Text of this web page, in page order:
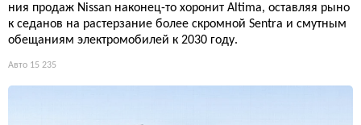
ния продаж Nissan наконец-то хоронит Altima, оставляя рыно
к седанов на растерзание более скромной Sentra и смутным
обещаниям электромобилей к 2030 году.
Авто 15 235